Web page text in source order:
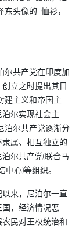
头像的T恤衫，
尔共产党在印度加
立之时提出其目
建主义和帝国主
尔实现社会主
泊尔共产党逐渐分
属、相互独立的
尔共产党(联合马
中心)等组织。
来，尼泊尔一直
，经济情况恶
民对王权统治和